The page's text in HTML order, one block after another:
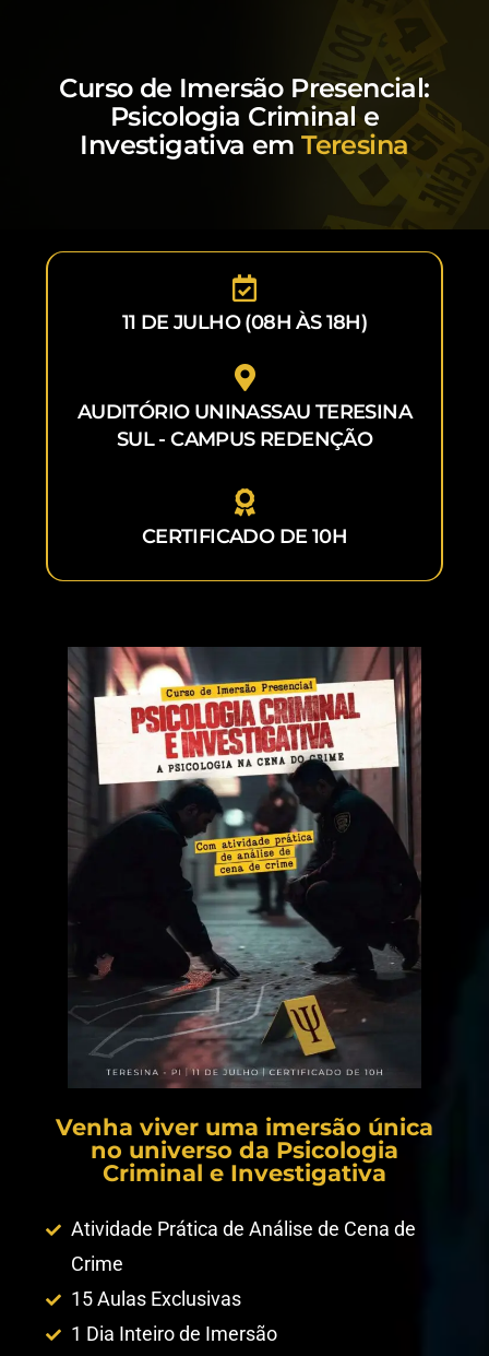
Curso de Imersão Presencial:
Psicologia Criminal e
Investigativa emTeresina
11 DE JULHO (08H ÀS 18H)
AUDITÓRIO UNINASSAU TERESINA
SUL - CAMPUS REDENÇÃO
CERTIFICADO DE 10H
Venha viver uma imersão única
no universo da Psicologia
Criminal e Investigativa
Atividade Prática de Análise de Cena de
Crime
15 Aulas Exclusivas
1 Dia Inteiro de Imersão